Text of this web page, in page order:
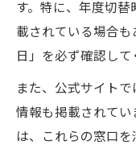
す。特に、年度切
載されている場合
日」を必ず確認して
また、公式サイトで
情報も掲載されて
は、これらの窓口